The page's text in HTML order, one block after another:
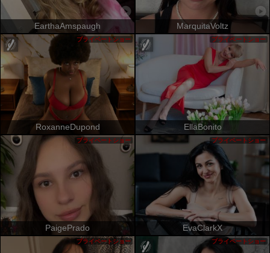
EarthaAmspaugh MarquitaVoltz
RoxanneDupond
プライベートショー
EllaBonito
プライベートショー
PaigePrado
プライベートショー
EvaClarkX
プライベートショー
プライベートショー プライベートショー